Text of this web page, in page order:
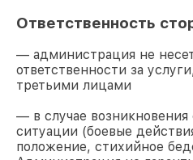
Ответственность
— администрация не
ответственности за
третьими лицами
— в случае
ситуации (боевые
положение, стихийное